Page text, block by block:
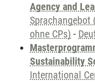
Agency and
Sprachangebot
ohne CPs) -
Sustainability
International